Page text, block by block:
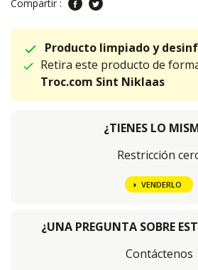
Compartir :
Producto limpiado y
Retira este producto de
Troc.com Sint Niklaas
¿TIENES LO
Restricción
VENDERLO
¿UNA PREGUNTA SOBRE
Contáctenos